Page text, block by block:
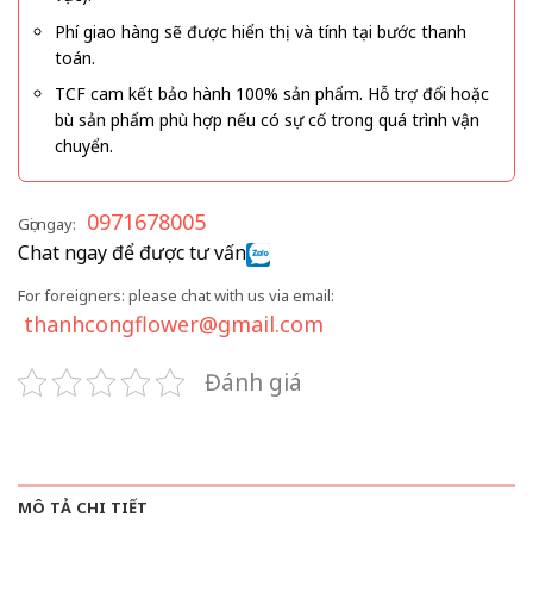
Phí giao hàng sẽ được hiển thị và tính tại bước thanh
toán.
TCF cam kết bảo hành 100% sản phẩm. Hỗ trợ đổi hoặc
bù sản phẩm phù hợp nếu có sự cố trong quá trình vận
chuyển.
Gọi ngay: 0971678005
Chat ngay để được tư vấn
For foreigners: please chat with us via email:
thanhcongflower@gmail.com
Đánh giá
MÔ TẢ CHI TIẾT